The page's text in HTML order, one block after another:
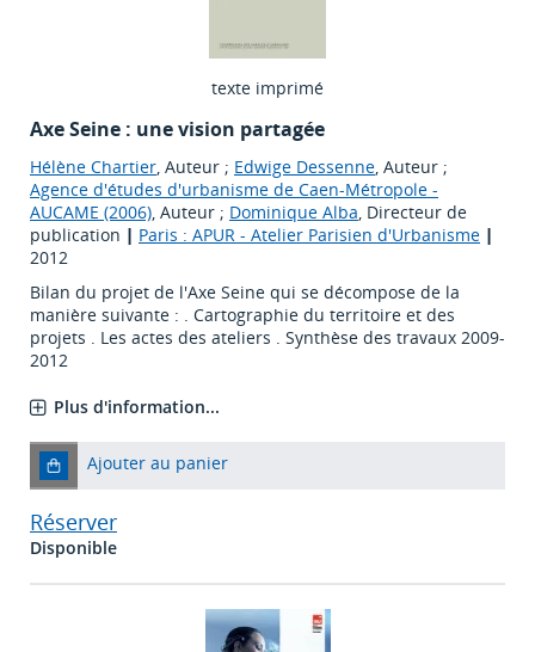
texte imprimé
Axe Seine : une vision partagée
Hélène Chartier, Auteur ; Edwige Dessenne, Auteur ;
Agence d'études d'urbanisme de Caen-Métropole -
AUCAME (2006), Auteur ; Dominique Alba, Directeur de
publication | Paris : APUR - Atelier Parisien d'Urbanisme |
2012
Bilan du projet de l'Axe Seine qui se décompose de la
manière suivante : . Cartographie du territoire et des
projets . Les actes des ateliers . Synthèse des travaux 2009-
2012
Plus d'information...
Ajouter au panier
Réserver
Disponible